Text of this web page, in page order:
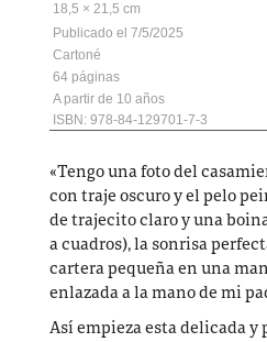
18,5 × 21,5 cm
7/5/2025
Cartoné
64
10
ISBN: 978-84-129701-7-3
«Tengo una foto del
con traje oscuro y el pelo
de trajecito claro y una
a cuadros), la sonrisa
cartera pequeña en una
enlazada a la mano de mi
Así empieza esta delicada y